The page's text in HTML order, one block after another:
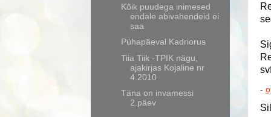
-
Kõik puudega inimesed
endale abivahendeid ei
saa
Pühapäeval Kadriorus
Tiia Tiik -TPIK nägu,
ajakirjas Kojaline nr
4.2010
Täna on invamessi
2.päev